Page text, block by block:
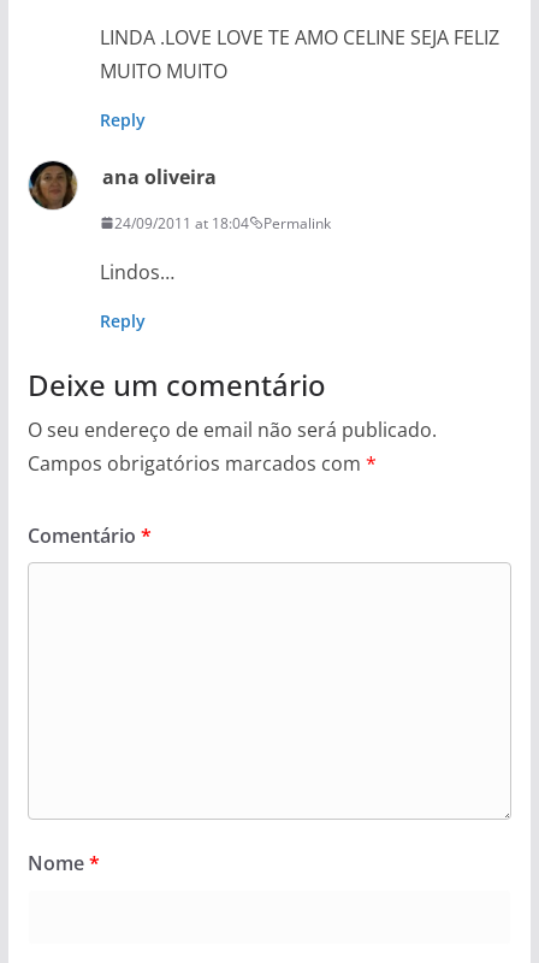
LINDA .LOVE LOVE TE AMO CELINE SEJA FELIZ
MUITO MUITO
Reply
ana oliveira
24/09/2011 at 18:04 Permalink
Lindos…
Reply
Deixe um comentário
O seu endereço de email não será publicado.
Campos obrigatórios marcados com *
Comentário *
Nome*